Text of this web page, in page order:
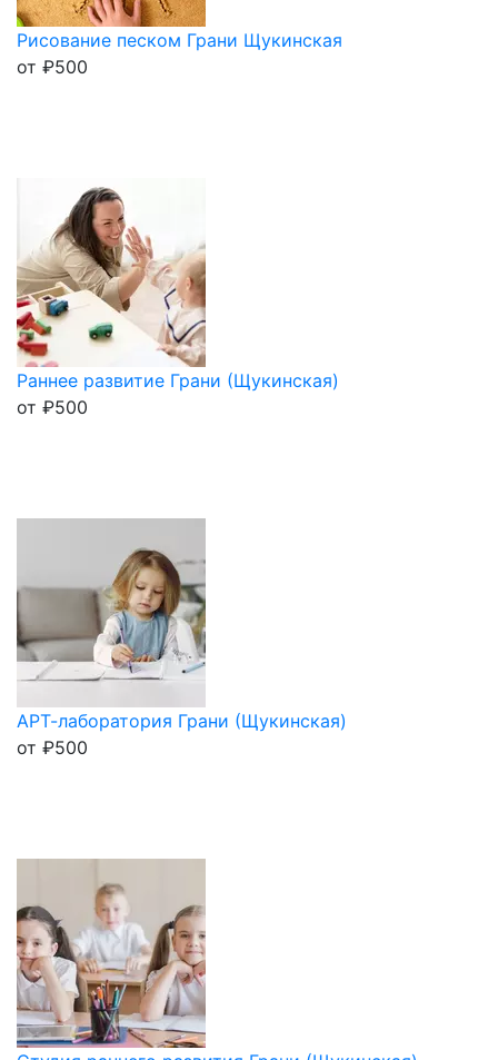
Рисование песком Грани Щукинская
от ₽500
Раннее развитие Грани (Щукинская)
от ₽500
АРТ-лаборатория Грани (Щукинская)
от ₽500